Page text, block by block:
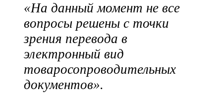
«На данный момент не все
вопросы решены с точки
зрения перевода в
электронный вид
товаросопроводительных
документов».